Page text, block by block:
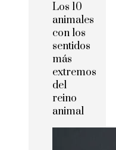
Los 10
animales
con los
sentidos
más
extremos
del
reino
animal